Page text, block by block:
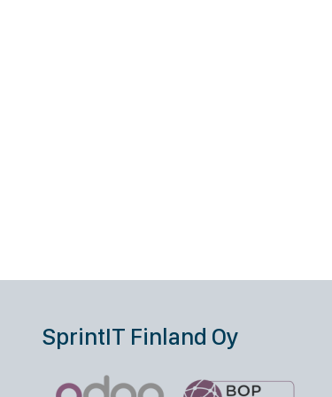
SprintIT Finland Oy